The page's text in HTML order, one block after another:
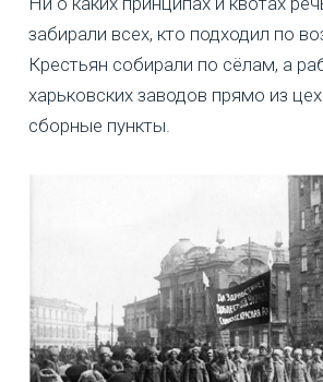
забирали всех, кто подходил по
Крестьян собирали по сёлам, а
харьковских заводов прямо из
сборные пункты.